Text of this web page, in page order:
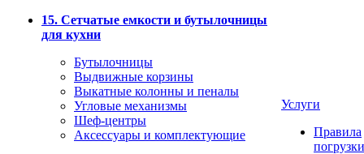
15. Сетчатые емкости и бутылочницы
для кухни
Бутылочницы
Выдвижные корзины
Выкатные колонны и пеналы
Угловые механизмы
Шеф-центры
Аксессуары и комплектующие
Услуги
Правила
погрузки